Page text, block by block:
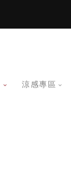
涼感專區